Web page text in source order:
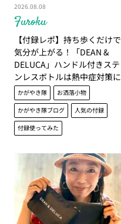
Furoku
2026.08.08
【付録レポ】持ち歩くだけで
気分が上がる！「DEAN &
DELUCA」ハンドル付きステ
ンレスボトルは熱中症対策に
も大活躍│かがやき隊 杉田美
紀
かがやき隊
お洒落小物
かがやき隊ブログ
人気の付録
付録使ってみた